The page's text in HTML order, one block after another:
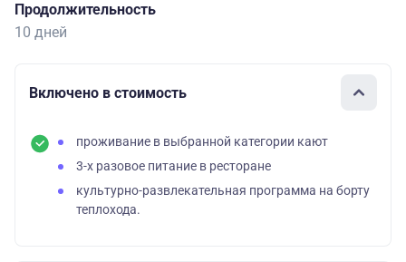
Продолжительность
10 дней
Включено в стоимость
проживание в выбранной категории кают
3-х разовое питание в ресторане
культурно-развлекательная программа на борту
теплохода.